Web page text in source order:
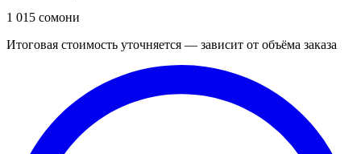
1 015 сомони
Итоговая стоимость уточняется — зависит от объёма заказа